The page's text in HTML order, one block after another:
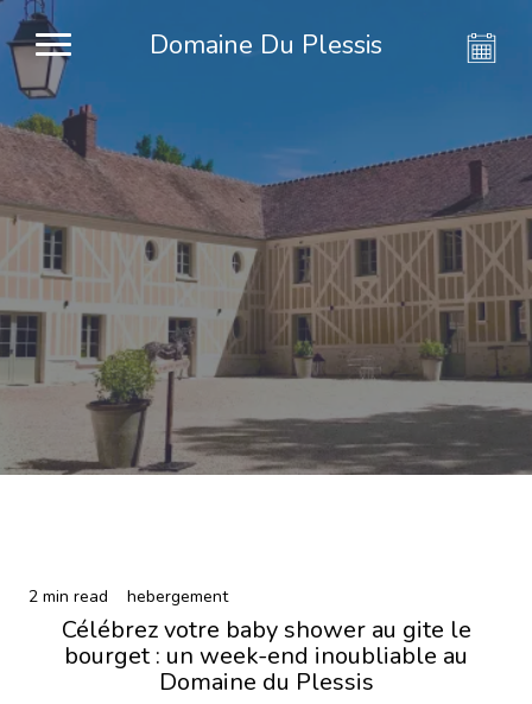
Domaine Du Plessis
2 min read hebergement
Célébrez votre baby shower au gite le
bourget : un week-end inoubliable au
Domaine du Plessis